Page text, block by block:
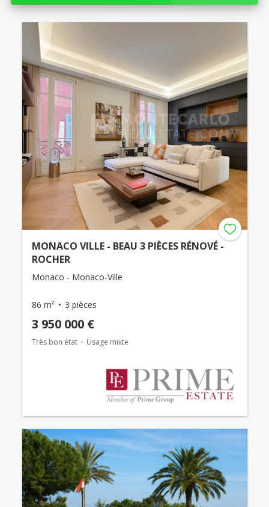
MONACO VILLE - BEAU 3 PIÈCES RÉNOVÉ -
ROCHER
Monaco - Monaco-Ville
86 m² 3 pièces
3 950 000 €
Très bon état Usage mixte